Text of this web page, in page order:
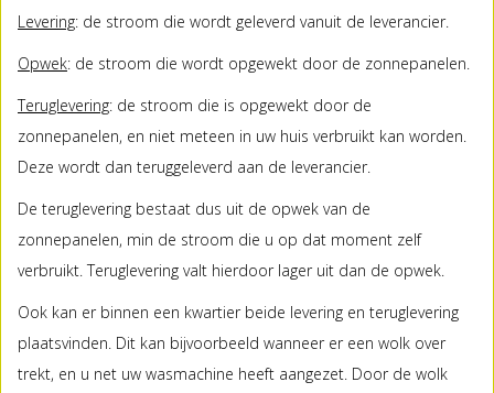
Levering: de stroom die wordt geleverd vanuit de leverancier.
Opwek: de stroom die wordt opgewekt door de zonnepanelen.
Teruglevering: de stroom die is opgewekt door de
zonnepanelen, en niet meteen in uw huis verbruikt kan worden.
Deze wordt dan teruggeleverd aan de leverancier.
De teruglevering bestaat dus uit de opwek van de
zonnepanelen, min de stroom die u op dat moment zelf
verbruikt. Teruglevering valt hierdoor lager uit dan de opwek.
Ook kan er binnen een kwartier beide levering en teruglevering
plaatsvinden. Dit kan bijvoorbeeld wanneer er een wolk over
trekt, en u net uw wasmachine heeft aangezet. Door de wolk